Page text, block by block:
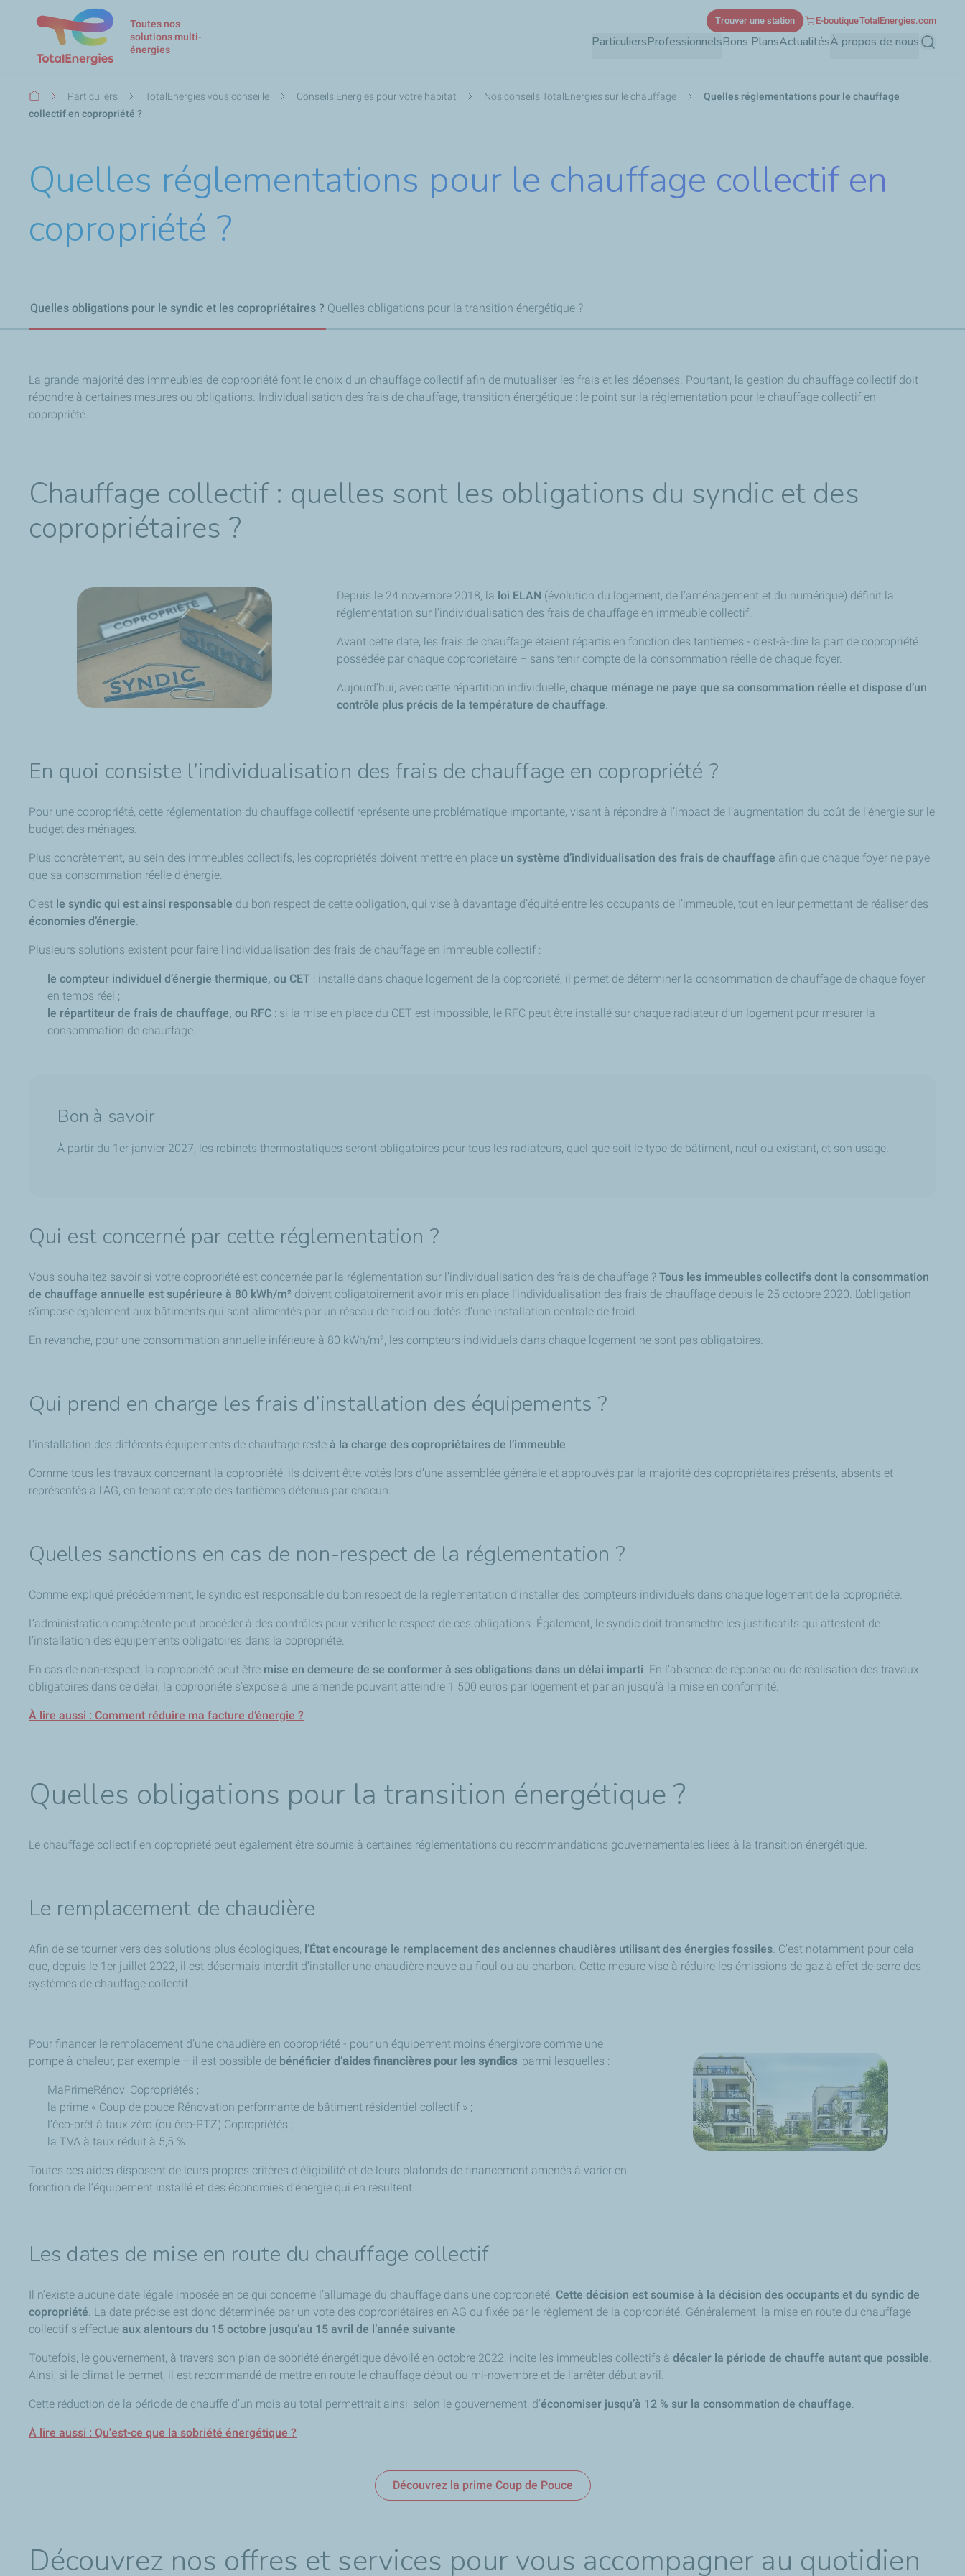
Toutes nos
solutions multi-
énergies
ParticuliersProfessionnelsBons PlansActualitésÀ propos de nous
Trouver une station E-boutiqueTotalEnergies.com
Fil
d'Ariane
Particuliers TotalEnergies vous conseille Conseils Energies pour votre habitat Nos conseils TotalEnergies sur le chauffage
Quelles réglementations pour le chauffage
collectif en copropriété ?
Quelles réglementations pour le chauffage collectif en
copropriété ?
Quelles obligations pour le syndic et les copropriétaires ? Quelles obligations pour la transition énergétique ?
La grande majorité des immeubles de copropriété font le choix d’un chauffage collectif afin de mutualiser les frais et les dépenses. Pourtant, la gestion du chauffage collectif doit
répondre à certaines mesures ou obligations. Individualisation des frais de chauffage, transition énergétique : le point sur la réglementation pour le chauffage collectif en
copropriété.
Chauffage collectif : quelles sont les obligations du syndic et des
copropriétaires ?
Depuis le 24 novembre 2018, la loi ELAN (évolution du logement, de l’aménagement et du numérique) définit la
réglementation sur l’individualisation des frais de chauffage en immeuble collectif.
Avant cette date, les frais de chauffage étaient répartis en fonction des tantièmes - c’est-à-dire la part de copropriété
possédée par chaque copropriétaire – sans tenir compte de la consommation réelle de chaque foyer.
Aujourd’hui, avec cette répartition individuelle,chaque ménage ne paye que sa consommation réelle et dispose d’un
contrôle plus précis de la température de chauffage
En quoi consiste l’individualisation des frais de chauffage en copropriété ?
Pour une copropriété, cette réglementation du chauffage collectif représente une problématique importante, visant à répondre à l’impact de l’augmentation du coût de l’énergie sur le
budget des ménages.
Plus concrètement, au sein des immeubles collectifs, les copropriétés doivent mettre en place un système d’individualisation des frais de chauffage afin que chaque foyer ne paye
que sa consommation réelle d’énergie.
C’est le syndic qui est ainsi responsable du bon respect de cette obligation, qui vise à davantage d’équité entre les occupants de l’immeuble, tout en leur permettant de réaliser des
économies d’énergie.
Plusieurs solutions existent pour faire l’individualisation des frais de chauffage en immeuble collectif :
le compteur individuel d’énergie thermique, ou CET : installé dans chaque logement de la copropriété, il permet de déterminer la consommation de chauffage de chaque foyer
en temps réel ;
le répartiteur de frais de chauffage, ou RFC : si la mise en place du CET est impossible, le RFC peut être installé sur chaque radiateur d’un logement pour mesurer la
consommation de chauffage.
Bon à savoir
À partir du 1er janvier 2027, les robinets thermostatiques seront obligatoires pour tous les radiateurs, quel que soit le type de bâtiment, neuf ou existant, et son usage.
Qui est concerné par cette réglementation ?
Vous souhaitez savoir si votre copropriété est concernée par la réglementation sur l’individualisation des frais de chauffage ? Tous les immeubles collectifs dont la consommation
de chauffage annuelle est supérieure à 80 kWh/m² doivent obligatoirement avoir mis en place l’individualisation des frais de chauffage depuis le 25 octobre 2020. L’obligation
s’impose également aux bâtiments qui sont alimentés par un réseau de froid ou dotés d’une installation centrale de froid.
En revanche, pour une consommation annuelle inférieure à 80 kWh/m², les compteurs individuels dans chaque logement ne sont pas obligatoires.
Qui prend en charge les frais d’installation des équipements ?
L’installation des différents équipements de chauffage reste à la charge des copropriétaires de l’immeuble.
Comme tous les travaux concernant la copropriété, ils doivent être votés lors d’une assemblée générale et approuvés par la majorité des copropriétaires présents, absents et
représentés à l’AG, en tenant compte des tantièmes détenus par chacun.
Quelles sanctions en cas de non-respect de la réglementation ?
Comme expliqué précédemment, le syndic est responsable du bon respect de la réglementation d’installer des compteurs individuels dans chaque logement de la copropriété.
L’administration compétente peut procéder à des contrôles pour vérifier le respect de ces obligations. Également, le syndic doit transmettre les justificatifs qui attestent de
l’installation des équipements obligatoires dans la copropriété.
En cas de non-respect, la copropriété peut être mise en demeure de se conformer à ses obligations dans un délai imparti. En l’absence de réponse ou de réalisation des travaux
obligatoires dans ce délai, la copropriété s’expose à une amende pouvant atteindre 1 500 euros par logement et par an jusqu’à la mise en conformité.
À lire aussi : Comment réduire ma facture d’énergie ?
Quelles obligations pour la transition énergétique ?
Le chauffage collectif en copropriété peut également être soumis à certaines réglementations ou recommandations gouvernementales liées à la transition énergétique.
Le remplacement de chaudière
Afin de se tourner vers des solutions plus écologiques, l’État encourage le remplacement des anciennes chaudières utilisant des énergies fossiles. C’est notamment pour cela
que, depuis le 1er juillet 2022, il est désormais interdit d’installer une chaudière neuve au fioul ou au charbon. Cette mesure vise à réduire les émissions de gaz à effet de serre des
systèmes de chauffage collectif.
Pour financer le remplacement d’une chaudière en copropriété - pour un équipement moins énergivore comme une
pompe à chaleur, par exemple – il est possible de bénéficier d’aides financières pour les syndics, parmi lesquelles :
MaPrimeRénov' Copropriétés ;
la prime « Coup de pouce Rénovation performante de bâtiment résidentiel collectif » ;
l’éco-prêt à taux zéro (ou éco-PTZ) Copropriétés ;
la TVA à taux réduit à 5,5 %.
Toutes ces aides disposent de leurs propres critères d’éligibilité et de leurs plafonds de financement amenés à varier en
fonction de l’équipement installé et des économies d’énergie qui en résultent.
Les dates de mise en route du chauffage collectif
Il n’existe aucune date légale imposée en ce qui concerne l’allumage du chauffage dans une copropriété. Cette décision est soumise à la décision des occupants et du syndic de
copropriété. La date précise est donc déterminée par un vote des copropriétaires en AG ou fixée par le règlement de la copropriété. Généralement, la mise en route du chauffage
collectif s’effectue aux alentours du 15 octobre jusqu’au 15 avril de l’année suivante.
Toutefois, le gouvernement, à travers son plan de sobriété énergétique dévoilé en octobre 2022, incite les immeubles collectifs à décaler la période de chauffe autant que possible.
Ainsi, si le climat le permet, il est recommandé de mettre en route le chauffage début ou mi-novembre et de l’arrêter début avril.
Cette réduction de la période de chauffe d’un mois au total permettrait ainsi, selon le gouvernement, d’économiser jusqu’à 12 % sur la consommation de chauffage.
À lire aussi : Qu'est-ce que la sobriété énergétique ?
Découvrez la prime Coup de Pouce
Découvrez nos offres et services pour vous accompagner au quotidien